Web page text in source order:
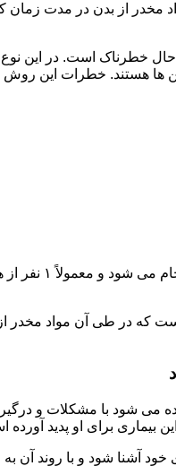
از بدن در مدت زمان
خطرناک است. در این نوع
ها هستند. خطرات این
است که در طی آن مواد
بیماری برای او پدید
آشنا شود و با روند آن